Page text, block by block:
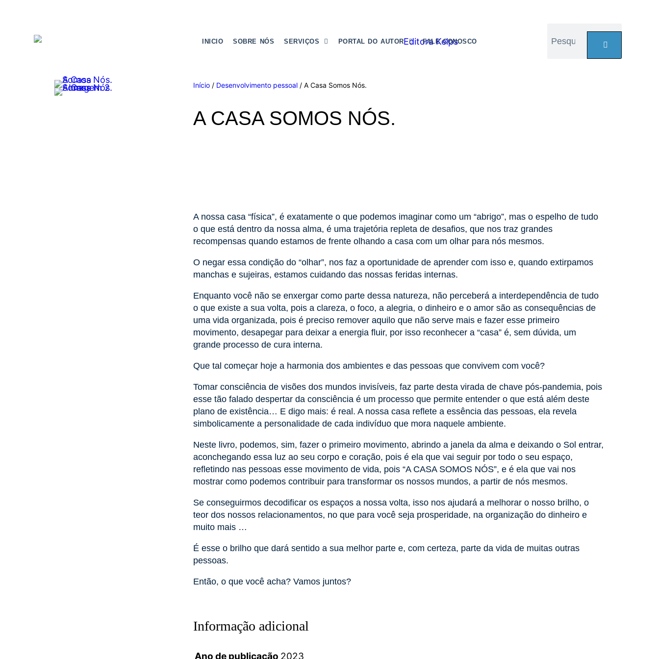
INICIO SOBRE NÓS SERVIÇOS PORTAL DO AUTOR FALE CONOSCO
Início / Desenvolvimento pessoal / A Casa Somos Nós.
A CASA SOMOS NÓS.
A nossa casa “física”, é exatamente o que podemos imaginar como um “abrigo”, mas o espelho de tudo
o que está dentro da nossa alma, é uma trajetória repleta de desafios, que nos traz grandes
recompensas quando estamos de frente olhando a casa com um olhar para nós mesmos.
O negar essa condição do “olhar”, nos faz a oportunidade de aprender com isso e, quando extirpamos
manchas e sujeiras, estamos cuidando das nossas feridas internas.
Enquanto você não se enxergar como parte dessa natureza, não perceberá a interdependência de tudo
o que existe a sua volta, pois a clareza, o foco, a alegria, o dinheiro e o amor são as consequências de
uma vida organizada, pois é preciso remover aquilo que não serve mais e fazer esse primeiro
movimento, desapegar para deixar a energia fluir, por isso reconhecer a “casa” é, sem dúvida, um
grande processo de cura interna.
Que tal começar hoje a harmonia dos ambientes e das pessoas que convivem com você?
Tomar consciência de visões dos mundos invisíveis, faz parte desta virada de chave pós-pandemia, pois
esse tão falado despertar da consciência é um processo que permite entender o que está além deste
plano de existência… E digo mais: é real. A nossa casa reflete a essência das pessoas, ela revela
simbolicamente a personalidade de cada indivíduo que mora naquele ambiente.
Neste livro, podemos, sim, fazer o primeiro movimento, abrindo a janela da alma e deixando o Sol entrar,
aconchegando essa luz ao seu corpo e coração, pois é ela que vai seguir por todo o seu espaço,
refletindo nas pessoas esse movimento de vida, pois “A CASA SOMOS NÓS”, e é ela que vai nos
mostrar como podemos contribuir para transformar os nossos mundos, a partir de nós mesmos.
Se conseguirmos decodificar os espaços a nossa volta, isso nos ajudará a melhorar o nosso brilho, o
teor dos nossos relacionamentos, no que para você seja prosperidade, na organização do dinheiro e
muito mais …
É esse o brilho que dará sentido a sua melhor parte e, com certeza, parte da vida de muitas outras
pessoas.
Então, o que você acha? Vamos juntos?
Informação adicional
Ano de publicação 2023